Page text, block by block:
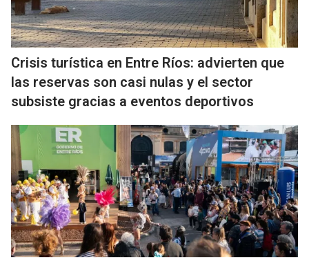
Crisis turística en Entre Ríos: advierten que
las reservas son casi nulas y el sector
subsiste gracias a eventos deportivos